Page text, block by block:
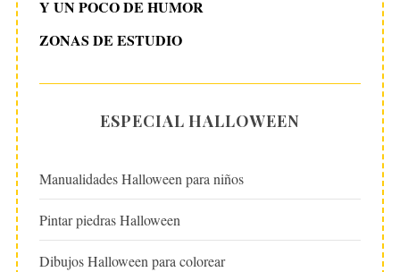
Y UN POCO DE HUMOR
ZONAS DE ESTUDIO
ESPECIAL HALLOWEEN
Manualidades Halloween para niños
Pintar piedras Halloween
Dibujos Halloween para colorear